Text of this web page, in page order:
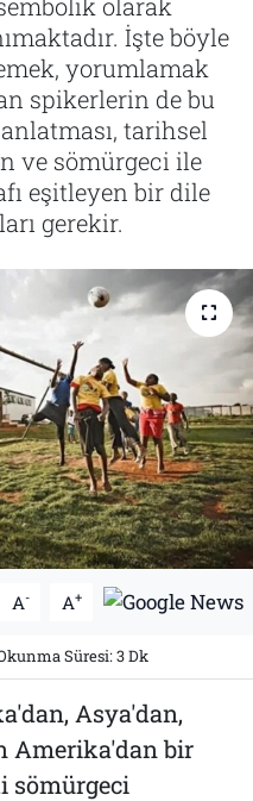
olarak
İşte böyle
yorumlamak
spikerlerin de bu
tarihsel
ve sömürgeci ile
eşitleyen bir dile
gerekir.
A- A+
Süresi: 3 Dk
Asya'dan,
Amerika'dan bir
sömürgeci